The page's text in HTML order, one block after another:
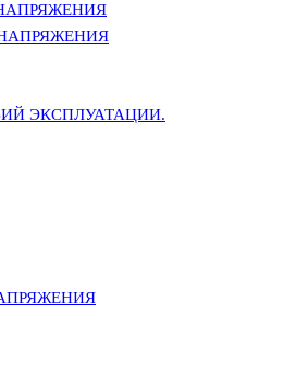
ЭКСПЛУАТАЦИИ.